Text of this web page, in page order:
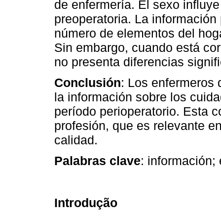
de enfermería. El sexo
preoperatoria. La
número de elementos del
Sin embargo, cuando está
no presenta diferencias
Conclusión: Los enfermeros
la información sobre los
período perioperatorio. Esta
profesión, que es relevante
calidad.
Palabras clave: información;
Introdução